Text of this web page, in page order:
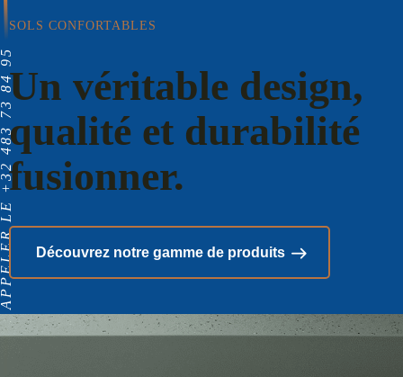
SOLS CONFORTABLES
Un véritable design,
qualité et durabilité
fusionner.
Découvrez notre gamme de produits
483 73 84 95